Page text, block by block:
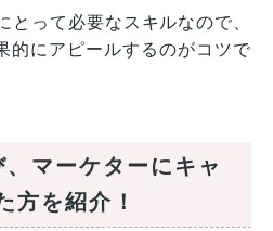
とって必要なスキルなので、
的にアピールするのがコツで
マーケターにキャ
方を紹介！